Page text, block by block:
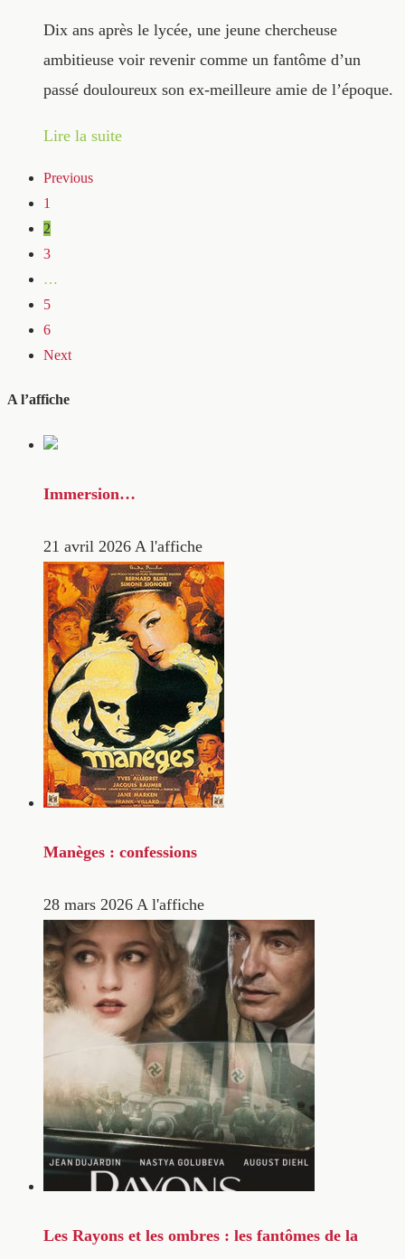
Dix ans après le lycée, une jeune chercheuse
ambitieuse voir revenir comme un fantôme d’un
passé douloureux son ex-meilleure amie de l’époque.
Lire la suite
Previous
1
2
3
…
5
6
Next
A l’affiche
Immersion…
21 avril 2026 A l'affiche
Manèges : confessions
28 mars 2026 A l'affiche
Les Rayons et les ombres : les fantômes de la